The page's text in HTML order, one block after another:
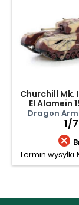
Churchill Mk.
El Alamein
Dragon
1/

Termin wysyłki